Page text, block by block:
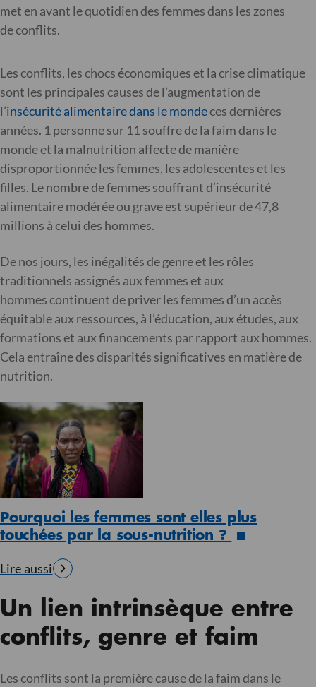
met en avant le quotidien des femmes dans les zones
de conflits.
Les conflits, les chocs économiques et la crise climatique
sont les principales causes de l’augmentation de
l’insécurité alimentaire dans le mondeces dernières
années. 1 personne sur 11 souffre de la faim dans le
monde et la malnutrition affecte de manière
disproportionnée les femmes, les adolescentes et les
filles. Le nombre de femmes souffrant d’insécurité
alimentaire modérée ou grave est supérieur de 47,8
millions à celui des hommes.
De nos jours, les inégalités de genre et les rôles
traditionnels assignés aux femmes et aux
hommes continuent de priver les femmes d’un accès
équitable aux ressources, à l’éducation, aux études, aux
formations et aux financements par rapport aux hommes.
Cela entraîne des disparités significatives en matière de
nutrition.
Pourquoi les femmes sont elles plus
touchées par la sous-nutrition ?
Lire aussi
Un lien intrinsèque entre
conflits, genre et faim
Les conflits sont la première cause de la faim dans le